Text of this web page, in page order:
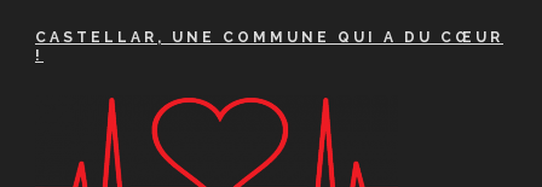
CASTELLAR, UNE COMMUNE QUI A DU CŒUR
!